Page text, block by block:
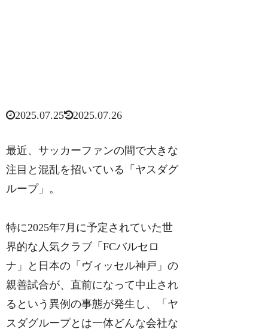
2025.07.25 2025.07.26
最近、サッカーファンの間で大きな
注目と混乱を招いている「ヤスダグ
ループ」。
特に2025年7月に予定されていた世
界的な人気クラブ「FCバルセロ
ナ」と日本の「ヴィッセル神戸」の
親善試合が、直前になって中止され
るという異例の事態が発生し、「ヤ
スダグループとは一体どんな会社な